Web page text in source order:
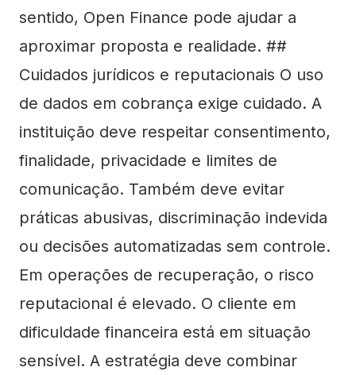
sentido, Open Finance pode ajudar a
aproximar proposta e realidade. ##
Cuidados jurídicos e reputacionais O uso
de dados em cobrança exige cuidado. A
instituição deve respeitar consentimento,
finalidade, privacidade e limites de
comunicação. Também deve evitar
práticas abusivas, discriminação indevida
ou decisões automatizadas sem controle.
Em operações de recuperação, o risco
reputacional é elevado. O cliente em
dificuldade financeira está em situação
sensível. A estratégia deve combinar